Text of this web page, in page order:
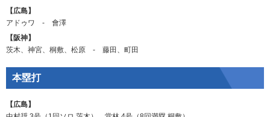
【広島】
アドゥワ ‐ 會澤
【阪神】
茨木、 神宮、 桐敷、 松原 ‐ 藤田 、 町田
本塁打
【広島】